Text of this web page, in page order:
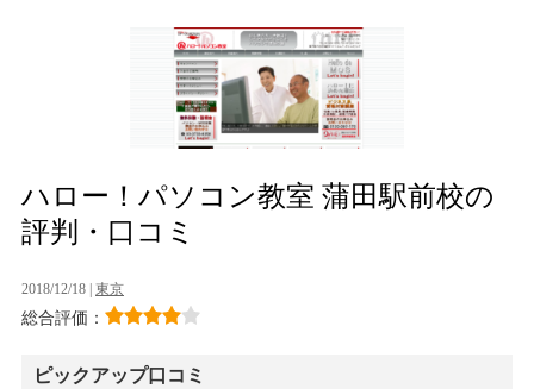
ハロー！パソコン教室 蒲田駅前校の
評判・口コミ
2018/12/18 | 東京
総合評価：
ピックアップ口コミ